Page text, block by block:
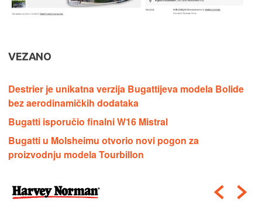
VEZANO
Destrier je unikatna verzija Bugattijeva modela Bolide
bez aerodinamičkih dodataka
Bugatti isporučio finalni W16 Mistral
Bugatti u Molsheimu otvorio novi pogon za
proizvodnju modela Tourbillon